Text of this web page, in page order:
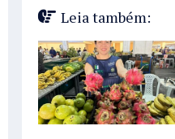
Leia também: